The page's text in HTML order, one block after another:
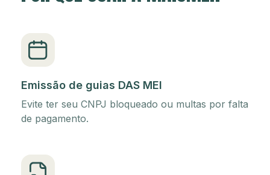
Emissão de guias DAS MEI
Evite ter seu CNPJ bloqueado ou multas por falta
de pagamento.